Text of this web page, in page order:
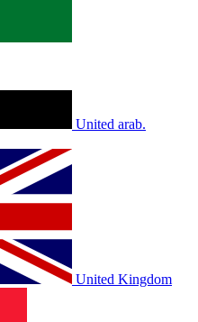
United arab.
United Kingdom